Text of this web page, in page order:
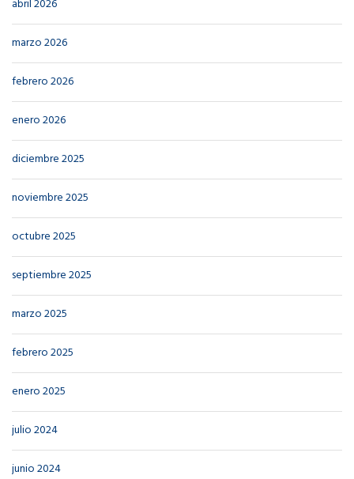
abril 2026
marzo 2026
febrero 2026
enero 2026
diciembre 2025
noviembre 2025
octubre 2025
septiembre 2025
marzo 2025
febrero 2025
enero 2025
julio 2024
junio 2024